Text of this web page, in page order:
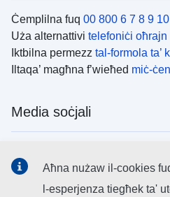
Ċemplilna fuq 00 800 6 7 8 9
Uża alternattivi telefoniċi oħrajn
Iktbilna permezz tal-formola ta’
Iltaqa’ magħna f’wieħed miċ-
Media soċjali
Aħna nużaw il-cookies
l-esperjenza tiegħek ta'